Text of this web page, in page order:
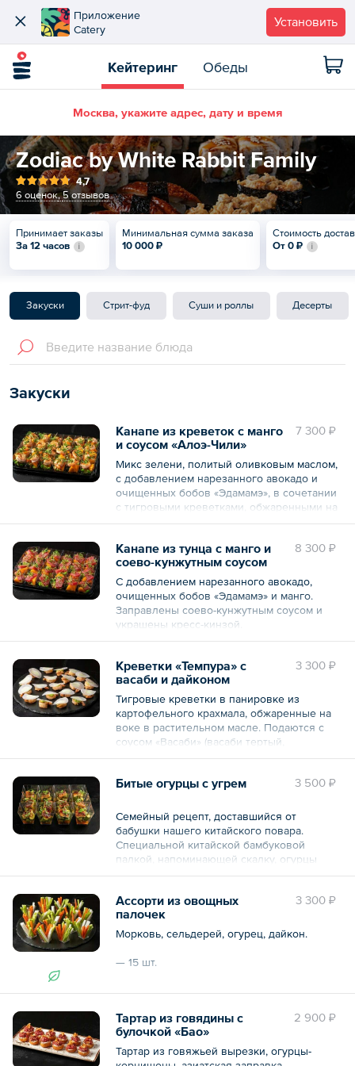
Приложение
Catery
Установить
Кейтеринг Обеды
Москва, укажите адрес, дату и время
Zodiac by White Rabbit Family
4,7
6 оценок,5 отзывов
Принимает заказы
За 12 часов
Минимальная сумма заказа
10 000 ₽
Стоимость
От 0 ₽
Закуски Стрит-фуд Суши и роллы Десерты
Закуски
7 300 ₽
Канапе из креветок с манго
и соусом «Алоэ-Чили»
Микс зелени, политый оливковым маслом,
с добавлением нарезанного авокадо и
очищенных бобов «Эдамамэ», в сочетании
с тигровыми креветками, обжаренными на
сковороде и выложенными на горелку,
Блюдо украшено специями «Фурикакэ».
— 24 шт.
Общий вес – 1.4 кг
8 300 ₽
Канапе из тунца с манго и
соево-кунжутным соусом
C добавлением нарезанного авокадо,
очищенных бобов «Эдамамэ» и манго.
Заправлены соево-кунжутным соусом и
украшены кресс-кинзой.
Общий вес – 1.4 кг
3 300 ₽
Креветки «Темпура» с
васаби и дайконом
Тигровые креветки в панировке из
картофельного крахмала, обжаренные на
воке в растительном масле. Подаются с
соусом «Васаби» (васаби тертый,
сгущенное молоко, майонез, лайм) и
слайсом дайкона и кресс-салатом.
— 20 шт.
Общий вес – 0.6 кг
3 500 ₽
Битые огурцы с угрем
Семейный рецепт, доставшийся от
бабушки нашего китайского повара.
Специальной китайской бамбуковой
палкой, напоминающей скалку, огурцы
слегка отбиваются и замачиваются
уксуса, апельсинового сока и соуса кимчи.
Благодаря такой обработке огурец
размягчается внутри, а снаружи приятно
угорь и украшается кресс кинза.
Общий вес – 480 г
3 300 ₽
Ассорти из овощных
палочек
Морковь, сельдерей, огурец, дайкон.
— 15 шт.
Общий вес – 750 г
2 900 ₽
Тартар из говядины с
булочкой «Бао»
Тартар из говяжьей вырезки, огурцы-